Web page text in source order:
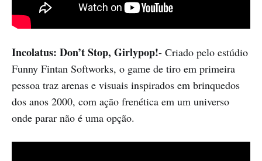
Incolatus: Don’t Stop, Girlypop!- Criado pelo estúdio
Funny Fintan Softworks, o game de tiro em primeira
pessoa traz arenas e visuais inspirados em brinquedos
dos anos 2000, com ação frenética em um universo
onde parar não é uma opção.